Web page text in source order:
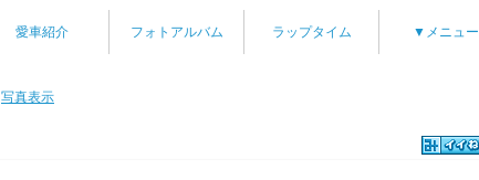
愛車紹介 フォトアルバム ラップタイム ▼メニュー
写真表示